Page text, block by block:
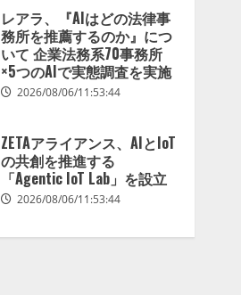
レアラ、『AIはどの法律事
務所を推薦するのか』につ
いて 企業法務系70事務所
×5つのAIで実態調査を実施
2026/08/06/11:53:44
ZETAアライアンス、AIとIoT
の共創を推進する
「Agentic IoT Lab」を設立
2026/08/06/11:53:44